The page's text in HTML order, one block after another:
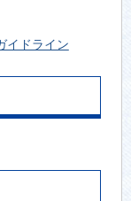
イドライン